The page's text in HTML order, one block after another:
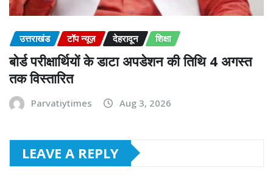
उत्तराखंड टॉप न्यूज़ देहरादून शिक्षा
बोर्ड परीक्षार्थियों के डाटा अपडेशन की तिथि 4 अगस्त
तक विस्तारित
Parvatiytimes Aug 3, 2026
LEAVE A REPLY